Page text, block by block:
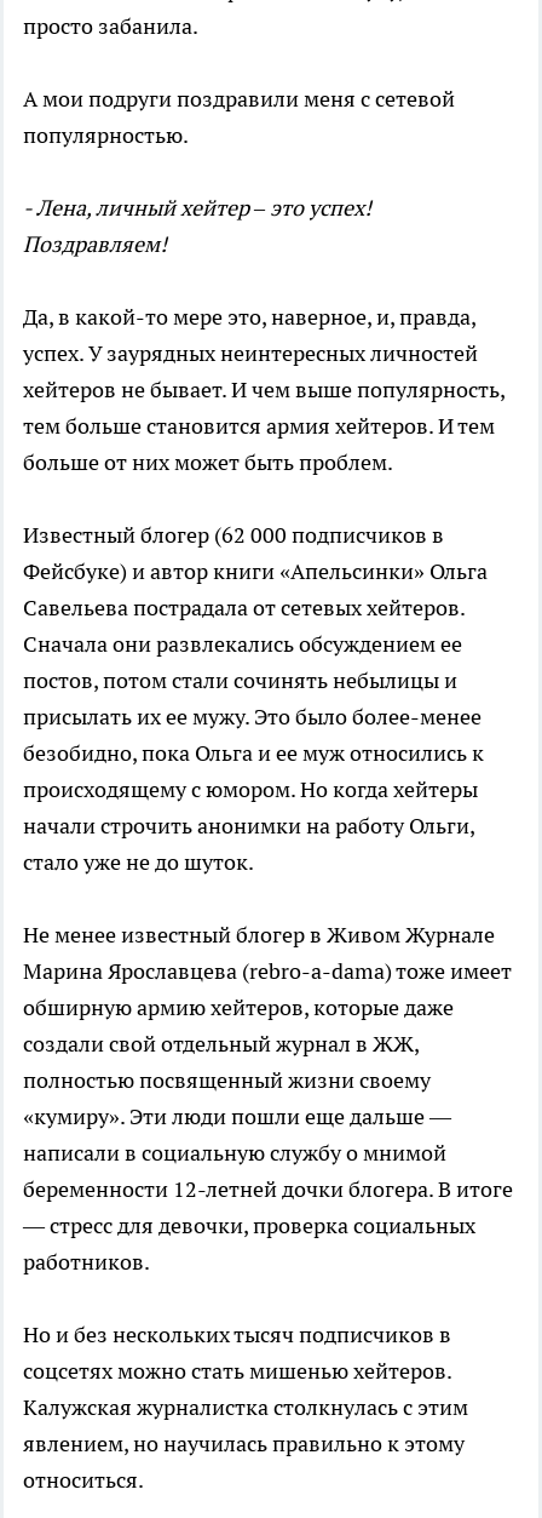
просто забанила.
А мои подруги поздравили меня с сетевой
популярностью.
- Лена, личный хейтер – это успех!
Поздравляем!
Да, в какой-то мере это, наверное, и, правда,
успех. У заурядных неинтересных личностей
хейтеров не бывает. И чем выше популярность,
тем больше становится армия хейтеров. И тем
больше от них может быть проблем.
Известный блогер (62 000 подписчиков в
Фейсбуке) и автор книги «Апельсинки» Ольга
Савельева пострадала от сетевых хейтеров.
Сначала они развлекались обсуждением ее
постов, потом стали сочинять небылицы и
присылать их ее мужу. Это было более-менее
безобидно, пока Ольга и ее муж относились к
происходящему с юмором. Но когда хейтеры
начали строчить анонимки на работу Ольги,
стало уже не до шуток.
Не менее известный блогер в Живом Журнале
Марина Ярославцева (rebro-a-dama) тоже имеет
обширную армию хейтеров, которые даже
создали свой отдельный журнал в ЖЖ,
полностью посвященный жизни своему
«кумиру». Эти люди пошли еще дальше —
написали в социальную службу о мнимой
беременности 12-летней дочки блогера. В итоге
— стресс для девочки, проверка социальных
работников.
Но и без нескольких тысяч подписчиков в
соцсетях можно стать мишенью хейтеров.
Калужская журналистка столкнулась с этим
явлением, но научилась правильно к этому
относиться.